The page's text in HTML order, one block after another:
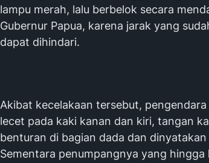
lampu merah, lalu berbelok secara
Gubernur Papua, karena jarak yang
dapat dihindari.
‎Akibat kecelakaan tersebut,
lecet pada kaki kanan dan kiri, tangan
benturan di bagian dada dan
Sementara penumpangnya yang